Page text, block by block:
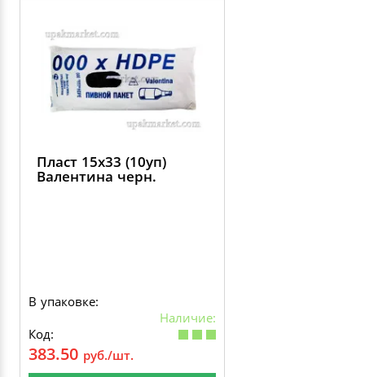
Пласт 15х33 (10уп)
Валентина черн.
В упаковке:
Наличие:
Код:
383.50 руб./шт.